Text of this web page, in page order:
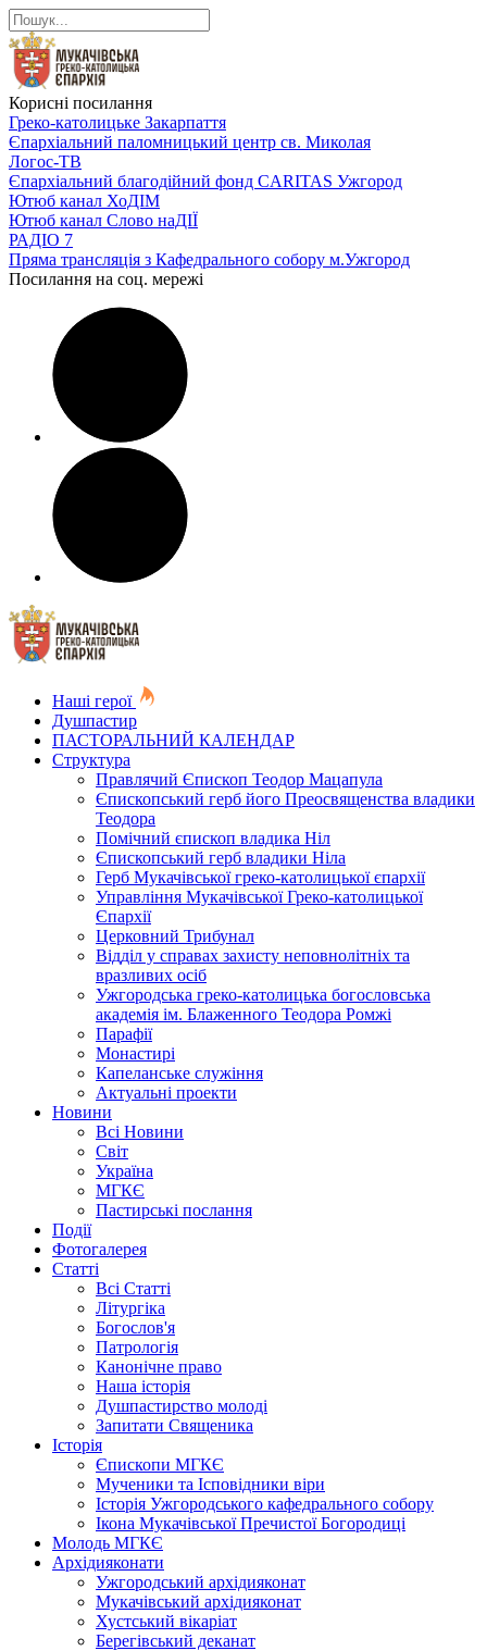
Корисні посилання
Греко-католицьке Закарпаття
Єпархіальний паломницький центр св. Миколая
Логос-ТВ
Єпархіальний благодійний фонд CARITAS Ужгород
Ютюб канал ХоДІМ
Ютюб канал Слово наДІЇ
РАДІО 7
Пряма трансляція з Кафедрального собору м.Ужгород
Посилання на соц. мережі
Наші герої
Душпастир
ПАСТОРАЛЬНИЙ КАЛЕНДАР
Структура
Правлячий Єпископ Теодор Мацапула
Єпископський герб його Преосвященства владики
Теодора
Помічний єпископ владика Ніл
Єпископський герб владики Ніла
Герб Мукачівської греко-католицької єпархії
Управління Мукачівської Греко-католицької
Єпархії
Церковний Трибунал
Відділ у справах захисту неповнолітніх та
вразливих осіб
Ужгородська греко-католицька богословська
академія ім. Блаженного Теодора Ромжі
Парафії
Монастирі
Капеланське служіння
Актуальні проекти
Новини
Всі Новини
Світ
Україна
МГКЄ
Пастирські послання
Події
Фотогалерея
Статті
Всі Статті
Літургіка
Богослов'я
Патрологія
Канонічне право
Наша історія
Душпастирство молоді
Запитати Священика
Історія
Єпископи МГКЄ
Мученики та Ісповідники віри
Історія Ужгородського кафедрального собору
Ікона Мукачівської Пречистої Богородиці
Молодь МГКЄ
Архідияконати
Ужгородський архідияконат
Мукачівський архідияконат
Хустський вікаріат
Берегівський деканат